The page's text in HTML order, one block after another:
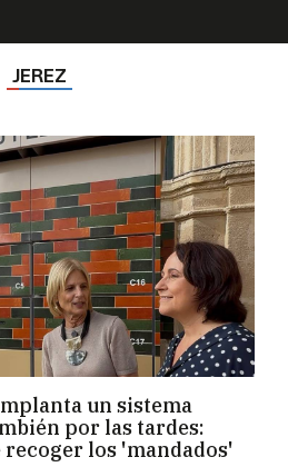
JEREZ
un sistema
por las tardes:
los 'mandados'